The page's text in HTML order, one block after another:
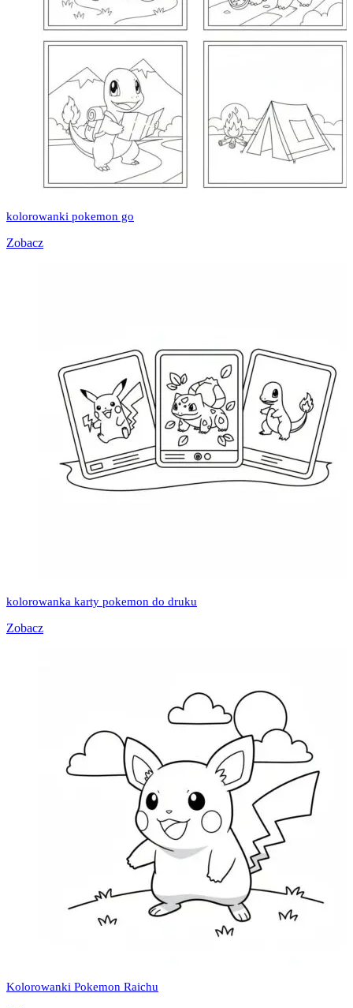
kolorowanki pokemon go
Zobacz
kolorowanka karty pokemon do druku
Zobacz
Kolorowanki Pokemon Raichu